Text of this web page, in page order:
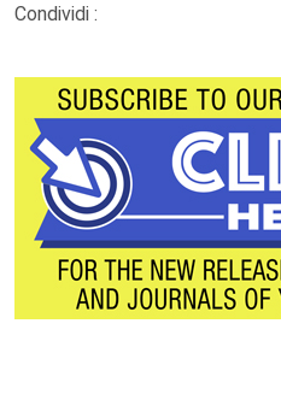
Condividi :